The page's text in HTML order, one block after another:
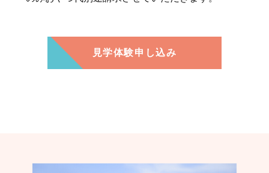
見学体験申し込み